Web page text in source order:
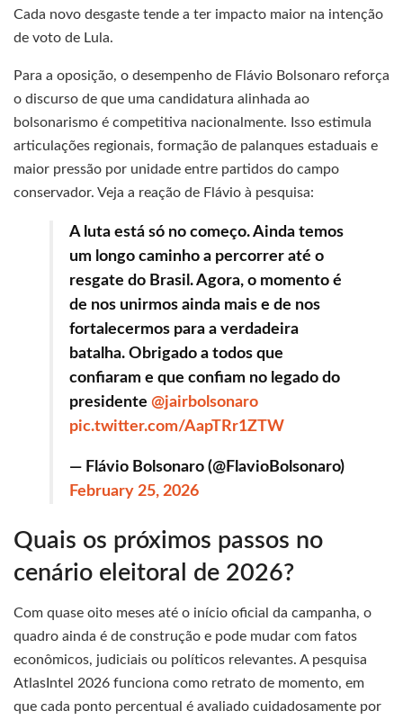
Cada novo desgaste tende a ter impacto maior na intenção
de voto de Lula.
Para a oposição, o desempenho de Flávio Bolsonaro reforça
o discurso de que uma candidatura alinhada ao
bolsonarismo é competitiva nacionalmente. Isso estimula
articulações regionais, formação de palanques estaduais e
maior pressão por unidade entre partidos do campo
conservador. Veja a reação de Flávio à pesquisa:
A luta está só no começo. Ainda temos
um longo caminho a percorrer até o
resgate do Brasil. Agora, o momento é
de nos unirmos ainda mais e de nos
fortalecermos para a verdadeira
batalha. Obrigado a todos que
confiaram e que confiam no legado do
presidente @jairbolsonaro
pic.twitter.com/AapTRr1ZTW
— Flávio Bolsonaro (@FlavioBolsonaro)
February 25, 2026
Quais os próximos passos no
cenário eleitoral de 2026?
Com quase oito meses até o início oficial da campanha, o
quadro ainda é de construção e pode mudar com fatos
econômicos, judiciais ou políticos relevantes. A pesquisa
AtlasIntel 2026 funciona como retrato de momento, em
que cada ponto percentual é avaliado cuidadosamente por